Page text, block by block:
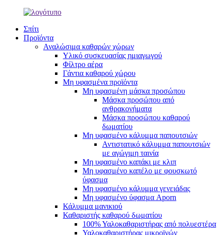
Σπίτι
Προϊόντα
Αναλώσιμα καθαρών χώρων
Υλικό συσκευασίας ημιαγωγού
Φίλτρο αέρα
Γάντια καθαρού χώρου
Μη υφασμένα προϊόντα
Μη υφασμένη μάσκα προσώπου
Μάσκα προσώπου από
ανθρακονήματα
Μάσκα προσώπου καθαρού
δωματίου
Μη υφασμένο κάλυμμα παπουτσιών
Αντιστατικό κάλυμμα παπουτσιών
με αγώγιμη ταινία
Μη υφασμένο καπάκι με κλιπ
Μη υφασμένο καπέλο με φουσκωτό
ύφασμα
Μη υφασμένο κάλυμμα γενειάδας
Μη υφασμένο ύφασμα Aporn
Κάλυμμα μανικιού
Καθαριστής καθαρού δωματίου
100% Υαλοκαθαριστήρας από πολυεστέρα
Υαλοκαθαριστήρας μικροϊνών